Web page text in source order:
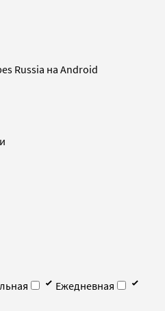
Russia на Android
Ежедневная